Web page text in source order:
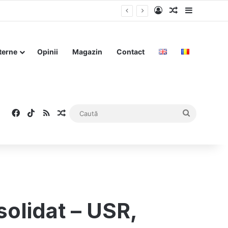
Log InArticolSidebar
Opinii Magazin Contact
Facebook
TikTok
RSSArticol aleatoriu
– USR,